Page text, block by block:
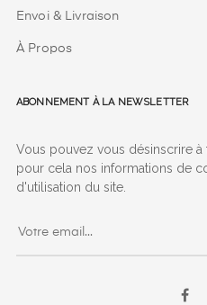
Envoi & Livraison
À Propos
Abonnement à la Newsletter
Vous pouvez vous désinscrire
pour cela nos informations de
d'utilisation du site.